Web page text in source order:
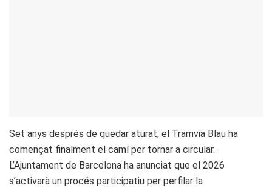
Set anys després de quedar aturat, el Tramvia Blau ha
començat finalment el camí per tornar a circular.
L’Ajuntament de Barcelona ha anunciat que el 2026
s’activarà un procés participatiu per perfilar la